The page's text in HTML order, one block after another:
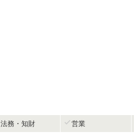
法務・知財  営業